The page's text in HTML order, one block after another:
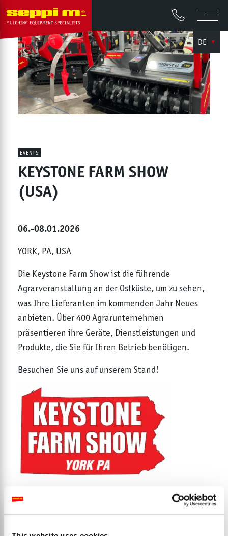
DE
EVENTS
KEYSTONE FARM SHOW
(USA)
06.-08.01.2026
YORK, PA, USA
Die Keystone Farm Show ist die führende
Agrarveranstaltung an der Ostküste, um zu sehen,
was Ihre Lieferanten im kommenden Jahr Neues
anbieten. Über 400 Agrarunternehmen
präsentieren ihre Geräte, Dienstleistungen und
Produkte, die Sie für Ihren Betrieb benötigen.
Besuchen Sie uns auf unserem Stand!